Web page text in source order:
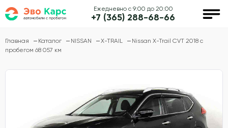
Ежедневно с 9:00 до 20:00
+7 (365) 288-68-66
Главная Каталог NISSAN X-TRAIL
Nissan X-Trail CVT 2018 с
пробегом 68 057 км